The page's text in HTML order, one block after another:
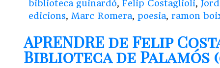
biblioteca guinardó, Felip Costaglioli,
edicions, Marc Romera, poesia, ramon
APRENDRE de Felip
Biblioteca de Palamós